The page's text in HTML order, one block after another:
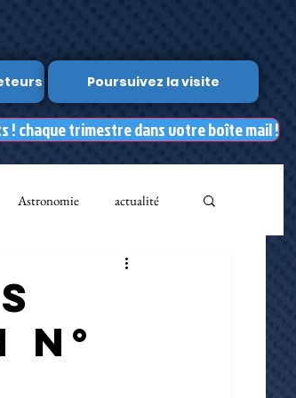
Poursuivez la visite
! chaque trimestre dans votre boîte mail !
Astronomie actualité
Leslie Kean's
Documents
n°